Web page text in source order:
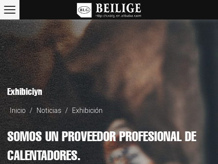
Exhibición
Inicio / Noticias / Exhibición
SOMOS UN PROVEEDOR PROFESIONAL DE
CALENTADORES.